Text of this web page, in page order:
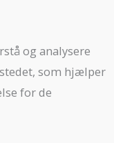
og analysere
som hjælper
for de